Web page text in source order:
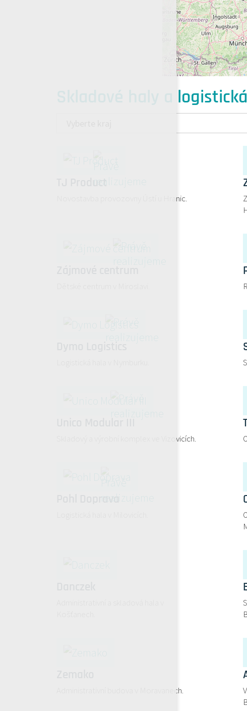
Skladové haly a
Novostavba provozovny Ústí u Hranic.
Skladový a výrobní komplex ve Vizovicích.
Administrativní budova v Moravanech.